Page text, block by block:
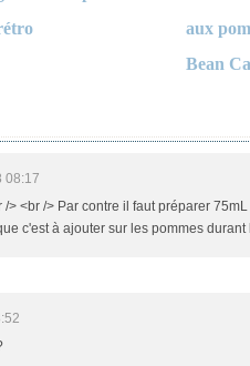
aux
Bean
08:17
/> <br /> Par contre il faut préparer
c'est à ajouter sur les pommes